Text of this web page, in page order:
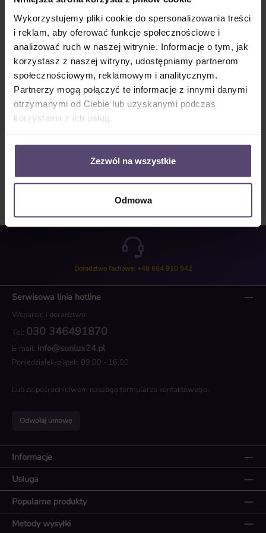
Wykorzystujemy pliki cookie do spersonalizowania treści
i reklam, aby oferować funkcje społecznościowe i
analizować ruch w naszej witrynie. Informacje o tym, jak
korzystasz z naszej witryny, udostępniamy partnerom
społecznościowym, reklamowym i analitycznym.
Partnerzy mogą połączyć te informacje z innymi danymi
otrzymanymi od Ciebie lub uzyskanymi podczas
korzystania z ich usług.
Zezwól na wszystkie
Odmowa
Ilość produktu: Wprowadź żądaną ilość lub użyj przycisków, aby zwiększyć lub
Do koszyka
Numer produktu:MU_JP_4128_PG2
Opis
Doradztwo fachowe: +48 664 910 542
Serwisowa linia hotline
Wsparcie i doradztwo:
Tel: 030 346491870
E-mail: info@sunlux24.pl
Poniedziałek-piątek: 09:00 - 16:00
Lub za pośrednictwem naszego formularza kontaktowego.
Odwołaj umowę
Informacje
Usługa
Popularne produkty
Metody wysyłki